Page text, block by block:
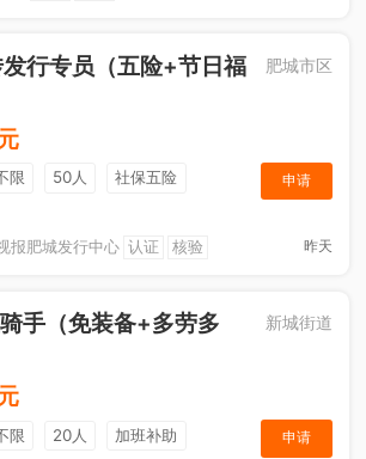
行专员（五险+节日福
肥城市区
限 50人
社保五险
申请
报肥城发行中心 认证 核验 昨天
手（免装备+多劳多
新城街道
限 20人
加班补助
申请